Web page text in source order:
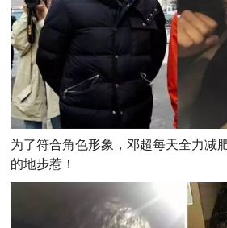
为了符合角色形象，邓超每天全力减
的地步惹！